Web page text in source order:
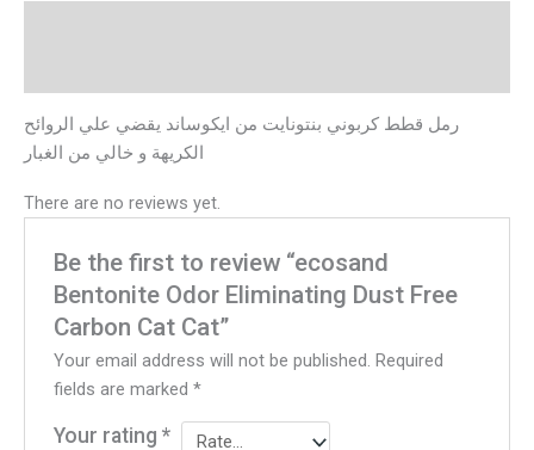
رمل قطط كربوني بنتونايت من ايكوساند يقضي علي الروائح
الكريهة و خالي من الغبار
There are no reviews yet.
Be the first to review “ecosand
Bentonite Odor Eliminating Dust Free
Carbon Cat Cat”
Your email address will not be published. Required
fields are marked*
Your rating*